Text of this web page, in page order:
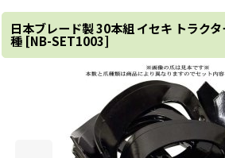
日本ブレード製 30本組 イセキ トラク
種 [NB-SET1003]